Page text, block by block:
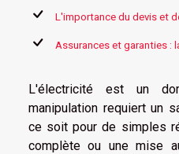
L'importance du devis et
Assurances et garanties :
L'électricité est un
manipulation requiert un
ce soit pour de simples
complète ou une mise